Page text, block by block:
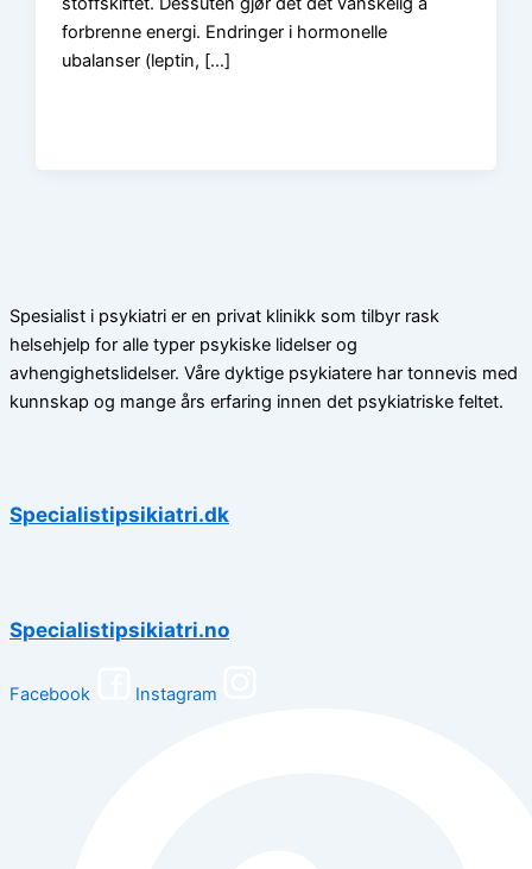
forbrenne energi. Endringer i hormonelle
ubalanser (leptin, […]
Spesialist i psykiatri er en privat klinikk som tilbyr rask
helsehjelp for alle typer psykiske lidelser og
avhengighetslidelser. Våre dyktige psykiatere har tonnevis med
kunnskap og mange års erfaring innen det psykiatriske feltet.
Specialistipsikiatri.dk
Specialistipsikiatri.no
Facebook Instagram